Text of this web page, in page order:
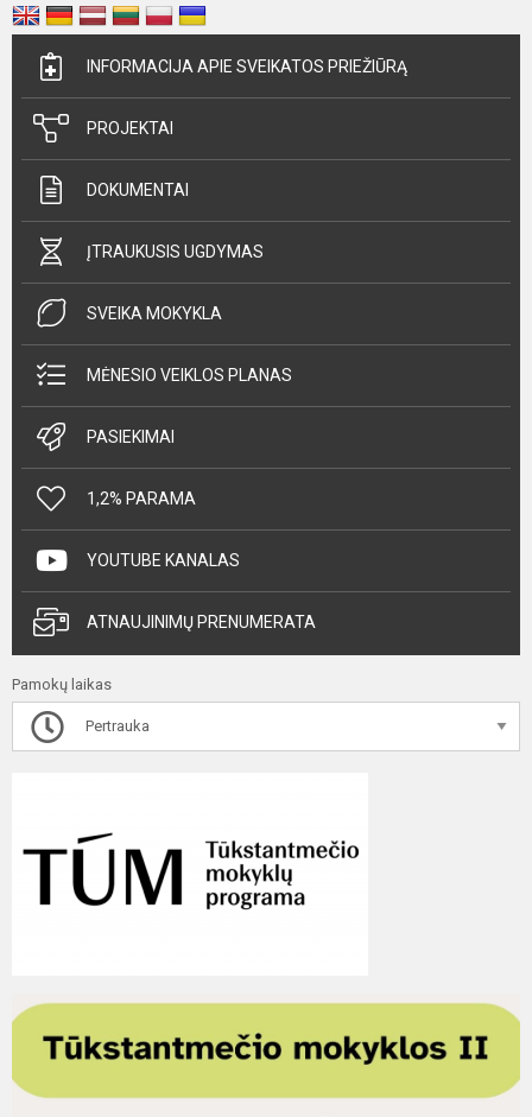
INFORMACIJA APIE SVEIKATOS PRIEŽIŪRĄ
PROJEKTAI
DOKUMENTAI
ĮTRAUKUSIS UGDYMAS
SVEIKA MOKYKLA
MĖNESIO VEIKLOS PLANAS
PASIEKIMAI
1,2% PARAMA
YOUTUBE KANALAS
ATNAUJINIMŲ PRENUMERATA
Pamokų laikas
Pertrauka